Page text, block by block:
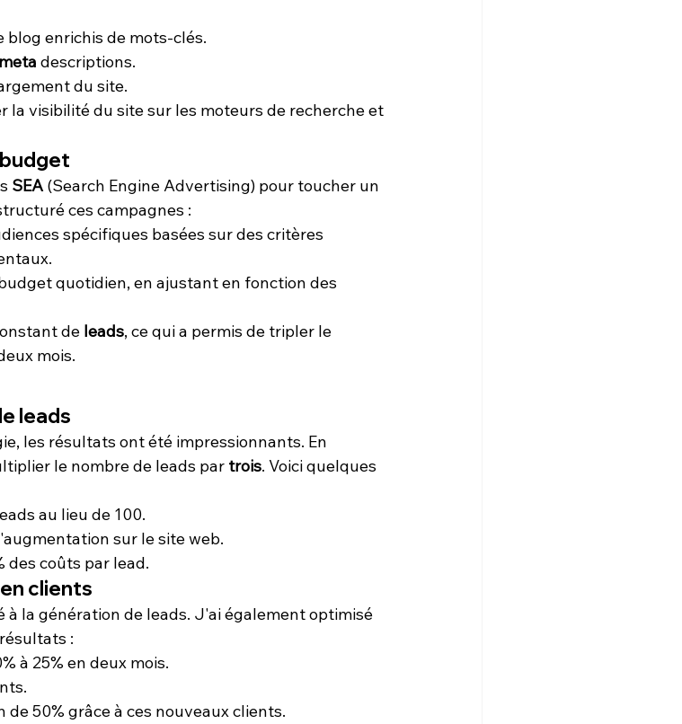
blog enrichis de mots-clés.
meta descriptions.
du site.
la visibilité du site sur les moteurs de recherche et
SEA (Search Engine Advertising) pour toucher un
ces campagnes :
spécifiques basées sur des critères
quotidien, en ajustant en fonction des
de leads, ce qui a permis de tripler le
mois.
leads
les résultats ont été impressionnants. En
le nombre de leads par trois. Voici quelques
au lieu de 100.
sur le site web.
des coûts par lead.
clients
la génération de leads. J'ai également optimisé
:
à 25% en deux mois.
50% grâce à ces nouveaux clients.